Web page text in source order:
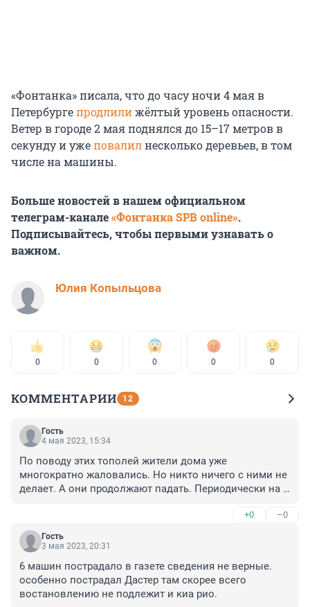
«Фонтанка» писала, что до часу ночи 4 мая в
Петербургепродлилижёлтый уровень опасности.
Ветер в городе 2 мая поднялся до 15–17 метров в
секунду и ужеповалилнесколько деревьев, в том
числе на машины.
Больше новостей в нашем официальном
телеграм-канале«Фонтанка SPB online».
Подписывайтесь, чтобы первыми узнавать о
важном.
Юлия Копыльцова
0 0 0 0 0
КОММЕНТАРИИ 12
Гость
4 мая 2023, 15:34
По поводу этих тополей жители дома уже
многократно жаловались. Но никто ничего с ними не
делает. А они продолжают падать. Периодически на
находятся на балансе у муниципалитета. Они только
оперативно утром после инцидента пилили дерево и
увозили трухлявый ствол. Оставили лишь пень,
+0 –0
Гость
3 мая 2023, 20:31
6 машин пострадало в газете сведения не верные.
особенно пострадал Дастер там скорее всего
востановлению не подлежит и киа рио.